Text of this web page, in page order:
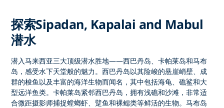
探索Sipadan, Kapalai and Mabul
潜水
潜入马来西亚三大顶级潜水胜地——西巴丹岛、卡帕莱岛和马布
岛，感受水下天堂般的魅力。西巴丹岛以其险峻的悬崖峭壁、成
群的梭鱼以及丰富的海洋生物而闻名，其中包括海龟、礁鲨和大
型远洋鱼类。卡帕莱岛紧邻西巴丹岛，拥有浅礁和沙滩，非常适
合微距摄影师捕捉螳螂虾、躄鱼和裸鳃类等鲜活的生物。马布岛